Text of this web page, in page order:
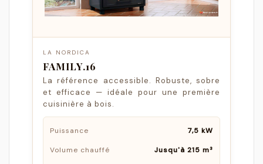
LA NORDICA
FAMILY.16
La référence accessible. Robuste, sobre
et efficace — idéale pour une première
cuisinière à bois.
Puissance 7,5 kW
Volume chauffé Jusqu'à 215 m³